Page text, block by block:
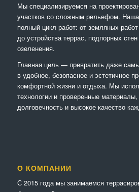
Мы специализируемся на
участков со сложным рельефом.
полный цикл работ: от земляных
до устройства террас, подпорных
озеленения.
Главная цель — превратить даже
в удобное, безопасное и эстетичное
комфортной жизни и отдыха. Мы
технологии и проверенные материалы,
долговечность и высокое качество
О КОМПАНИИ
С 2015 года мы занимаемся